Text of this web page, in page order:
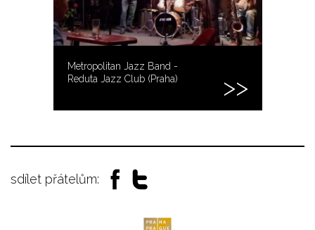
Metropolitan Jazz Band -
Reduta Jazz Club (Praha)
sdílet přátelům: